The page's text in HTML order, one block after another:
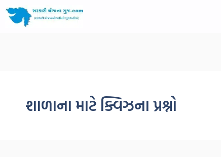
શાળાના માટે ક્વિઝના પ્રશ્નો